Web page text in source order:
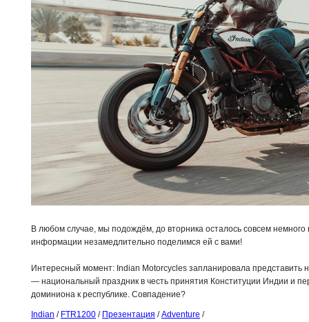
В любом случае, мы подождём, до вторника осталось совсем
информации незамедлительно поделимся ей с вами!
Интересный момент: Indian Motorcycles запланировала представить
— национальный праздник в честь принятия Конституции Индии и
доминиона к республике. Совпадение?
Indian / FTR1200 / Презентация /Adventure /